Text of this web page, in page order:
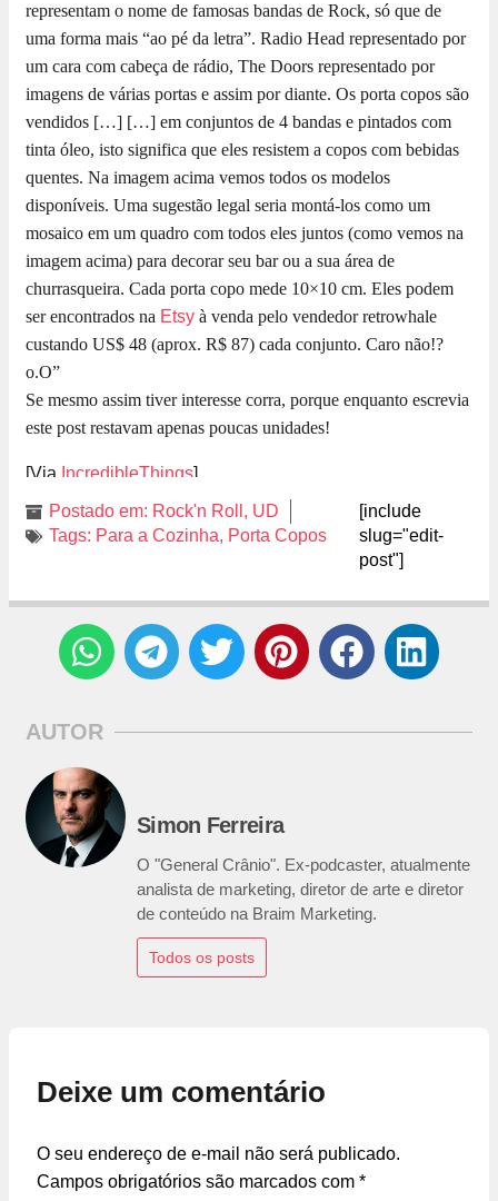
representam o nome de famosas bandas de Rock, só que de
uma forma mais “ao pé da letra”. Radio Head representado por
um cara com cabeça de rádio, The Doors representado por
imagens de várias portas e assim por diante. Os porta copos são
vendidos […] […] em conjuntos de 4 bandas e pintados com
tinta óleo, isto significa que eles resistem a copos com bebidas
quentes. Na imagem acima vemos todos os modelos
disponíveis. Uma sugestão legal seria montá-los como um
mosaico em um quadro com todos eles juntos (como vemos na
imagem acima) para decorar seu bar ou a sua área de
churrasqueira. Cada porta copo mede 10×10 cm. Eles podem
ser encontrados na Etsy à venda pelo vendedor retrowhale
custando US$ 48 (aprox. R$ 87) cada conjunto. Caro não!?
o.O”
Se mesmo assim tiver interesse corra, porque enquanto escrevia
este post restavam apenas poucas unidades!
[Via IncredibleThings]
Postado em: Rock'n Roll , UD
Tags: Para a Cozinha, Porta Copos
[include
slug="edit-
post"]
AUTOR
Simon Ferreira
O "General Crânio". Ex-podcaster, atualmente
analista de marketing, diretor de arte e diretor
de conteúdo na Braim Marketing.
Todos os posts
Deixe um comentário
O seu endereço de e-mail não será publicado.
Campos obrigatórios são marcados com *